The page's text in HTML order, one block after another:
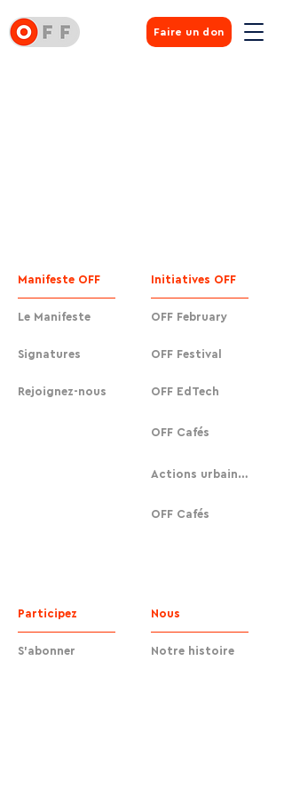
Faire un don
Manifeste OFF
Le Manifeste
Signatures
Rejoignez-nous
Initiatives OFF
OFF February
OFF Festival
OFF EdTech
OFF Cafés
Actions urbaines
OFF Cafés
Participez
S'abonner
Nous
Notre histoire